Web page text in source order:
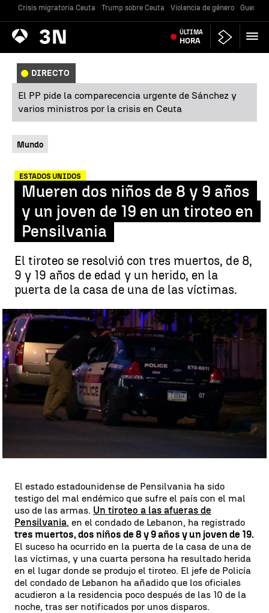
Crisis migratoria Ceuta Trump sobre Ceuta Violencia de género Guerra
Antena
3 Noticias ÚLTIMA
HORA
DIRECTO
El PP pide la comparecencia urgente de Sánchez y
varios ministros por la crisis en Ceuta
Mundo
ESTADOS UNIDOS
Mueren dos niños de 8 y 9 años
y un joven de 19 en un tiroteo en
Pensilvania
El tiroteo se resolvió con tres muertos, de 8,
9 y 19 años de edad y un herido, en la
puerta de la casa de una de las víctimas.
Mueren dos niños en Pensilvania por un tiroteo |Antena 3 Noticias
Juan Pérez
Publicado:
01 de junio de 2023, 09:28
El estado estadounidense de Pensilvania ha sido
testigo del mal endémico que sufre el país con el mal
uso de las armas. Un tiroteo a las afueras de
Pensilvania, en el condado de Lebanon, ha registrado
tres muertos, dos niños de 8 y 9 años y un joven de 19.
El suceso ha ocurrido en la puerta de la casa de una de
las víctimas, y una cuarta persona ha resultado herida
en el lugar donde se produjo el tiroteo. El jefe de Policía
del condado de Lebanon ha añadido que los oficiales
acudieron a la residencia poco después de las 10 de la
noche, tras ser notificados por unos disparos.